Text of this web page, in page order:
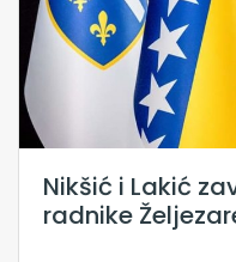
Nikšić i Lakić
radnike